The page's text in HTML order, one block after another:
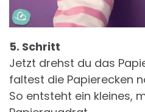
5. Schritt
Jetzt drehst du das
faltest die Papierecken
So entsteht ein kleines,